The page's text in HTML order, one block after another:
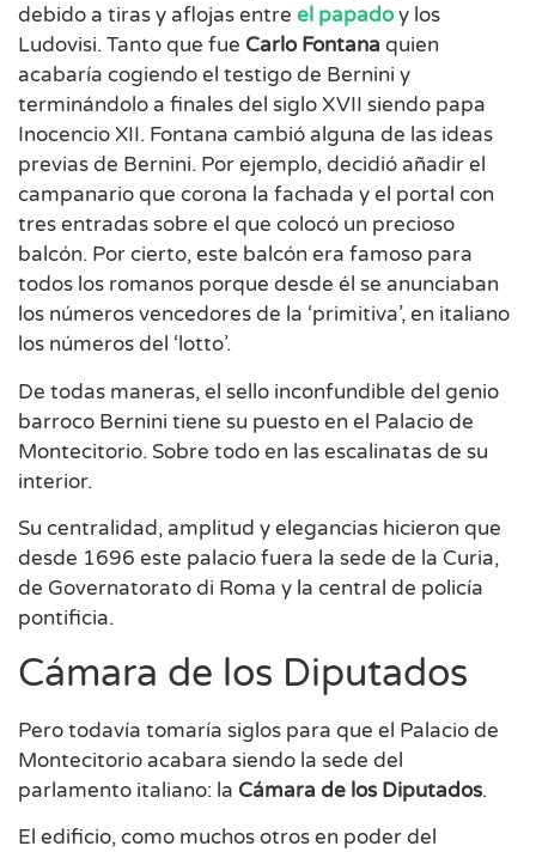
debido a tiras y aflojas entre el papadoy los
Ludovisi. Tanto que fue Carlo Fontana quien
acabaría cogiendo el testigo de Bernini y
terminándolo a finales del siglo XVII siendo papa
Inocencio XII. Fontana cambió alguna de las ideas
previas de Bernini. Por ejemplo, decidió añadir el
campanario que corona la fachada y el portal con
tres entradas sobre el que colocó un precioso
balcón. Por cierto, este balcón era famoso para
todos los romanos porque desde él se anunciaban
los números vencedores de la ‘primitiva’, en italiano
los números del ‘lotto’.
De todas maneras, el sello inconfundible del genio
barroco Bernini tiene su puesto en el Palacio de
Montecitorio. Sobre todo en las escalinatas de su
interior.
Su centralidad, amplitud y elegancias hicieron que
desde 1696 este palacio fuera la sede de la Curia,
de Governatorato di Roma y la central de policía
pontificia.
Cámara de los Diputados
Pero todavía tomaría siglos para que el Palacio de
Montecitorio acabara siendo la sede del
parlamento italiano: la Cámara de los Diputados.
El edificio, como muchos otros en poder del